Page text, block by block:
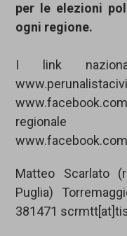
per le elezioni
ogni regione.
I link
Matteo Scarlato
Puglia)
381471